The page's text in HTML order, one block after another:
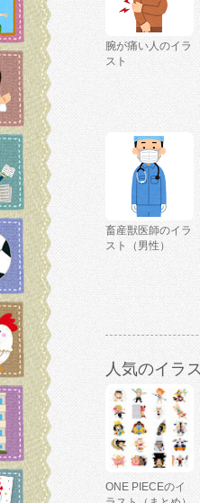
腕が痛い人のイラ
スト
畜産獣医師のイラ
スト（男性）
人気のイラ
ONE PIECEのイ